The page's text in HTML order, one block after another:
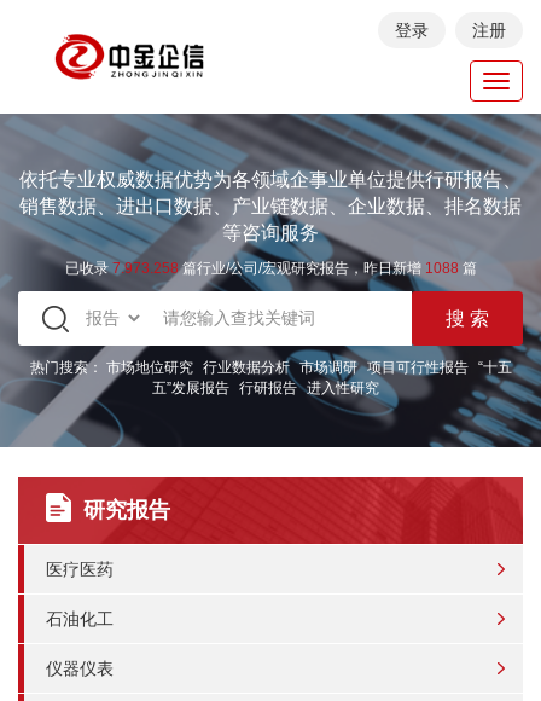
登录 注册
依托专业权威数据优势为各领域企事业单位提供行研报告、
销售数据、进出口数据、产业链数据、企业数据、排名数据
等咨询服务
已收录7.973.258篇行业/公司/宏观研究报告，昨日新增 1088 篇
热门搜索： 市场地位研究 行业数据分析 市场调研 项目可行性报告
“十五
五”发展报告 行研报告 进入性研究
研究报告
医疗医药
石油化工
仪器仪表